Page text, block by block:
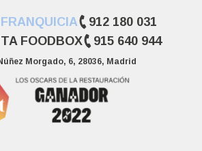
912 180 031
FOODBOX
915 640 944
Morgado, 6, 28036, Madrid